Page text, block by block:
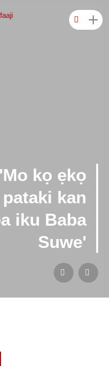
'Mo kọ ẹkọ
pataki kan
iku Baba
Suwe'